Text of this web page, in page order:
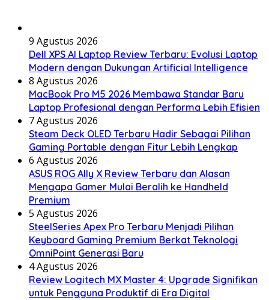
9 Agustus 2026
Dell XPS AI Laptop Review Terbaru: Evolusi Laptop
Modern dengan Dukungan Artificial Intelligence
8 Agustus 2026
MacBook Pro M5 2026 Membawa Standar Baru
Laptop Profesional dengan Performa Lebih Efisien
7 Agustus 2026
Steam Deck OLED Terbaru Hadir Sebagai Pilihan
Gaming Portable dengan Fitur Lebih Lengkap
6 Agustus 2026
ASUS ROG Ally X Review Terbaru dan Alasan
Mengapa Gamer Mulai Beralih ke Handheld
Premium
5 Agustus 2026
SteelSeries Apex Pro Terbaru Menjadi Pilihan
Keyboard Gaming Premium Berkat Teknologi
OmniPoint Generasi Baru
4 Agustus 2026
Review Logitech MX Master 4: Upgrade Signifikan
untuk Pengguna Produktif di Era Digital